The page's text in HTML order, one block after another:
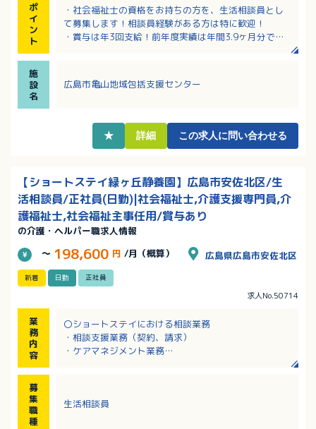
ポ
イ
ン
ト
・社会福祉士の資格をお持ちの方を、生活相談員とし
て募集します！相談員経験がある方は特に歓迎！
・賞与は年3回支給！前年度実績は年間3.9ヶ月分で
のバランスが取りやすい環境です！
・採用時から有給休暇10日付与！その他慶弔や永年勤
施
設
名
広島市亀山地域包括支援センター
★ 詳細 この求人に問い合わせる
【ショートステイ緑ヶ丘静養園】広島市安佐北区/生
活相談員/正社員(日勤)|社会福祉士,介護支援専門員,介
護福祉士,社会福祉主事任用/賞与あり
の介護・ヘルパー職求人情報
～ 198,600 円 /月（概算） 広島県広島市安佐北区
新着 日勤 正社員
求人No.50714
業
務
内
容
〇ショートステイにおける相談業務
・相談支援業務（契約、請求）
・ケアマネジメント業務
・その他、上記に付随する業務
募
集
職
種
生活相談員